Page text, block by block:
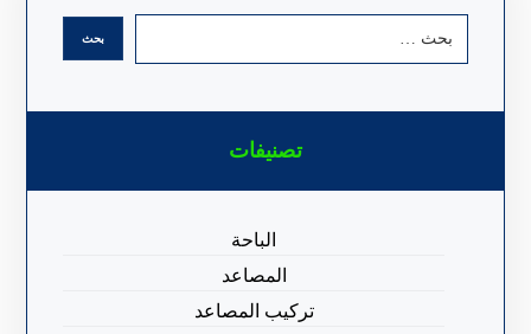
تصنيفات
الباحة
المصاعد
تركيب المصاعد